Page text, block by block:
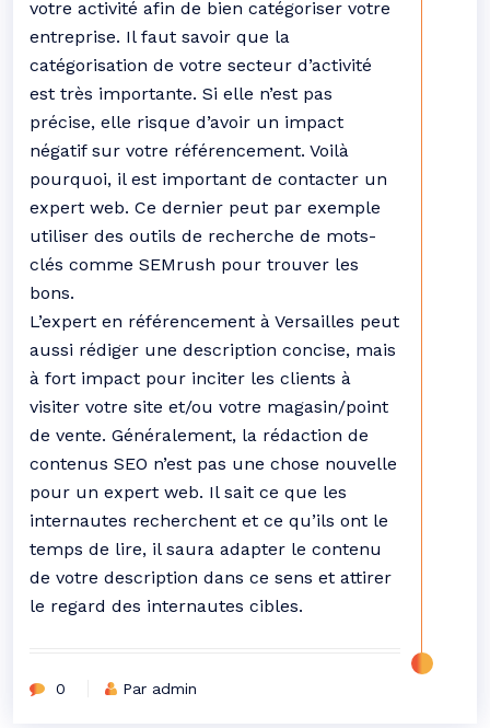
votre activité afin de bien catégoriser votre
entreprise. Il faut savoir que la
catégorisation de votre secteur d’activité
est très importante. Si elle n’est pas
précise, elle risque d’avoir un impact
négatif sur votre référencement. Voilà
pourquoi, il est important de contacter un
expert web. Ce dernier peut par exemple
utiliser des outils de recherche de mots-
clés comme SEMrush pour trouver les
bons.
L’expert en référencement à Versailles peut
aussi rédiger une description concise, mais
à fort impact pour inciter les clients à
visiter votre site et/ou votre magasin/point
de vente. Généralement, la rédaction de
contenus SEO n’est pas une chose nouvelle
pour un expert web. Il sait ce que les
internautes recherchent et ce qu’ils ont le
temps de lire, il saura adapter le contenu
de votre description dans ce sens et attirer
le regard des internautes cibles.
0 Par admin